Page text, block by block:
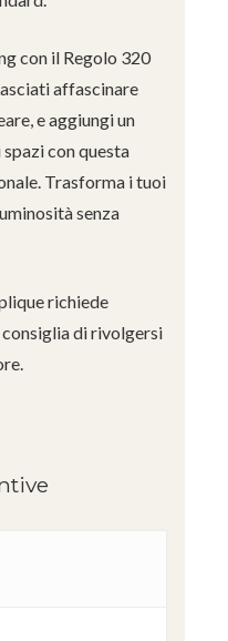
con il Regolo 320
affascinare
e aggiungi un
con questa
Trasforma i tuoi
senza
richiede
consiglia di rivolgersi